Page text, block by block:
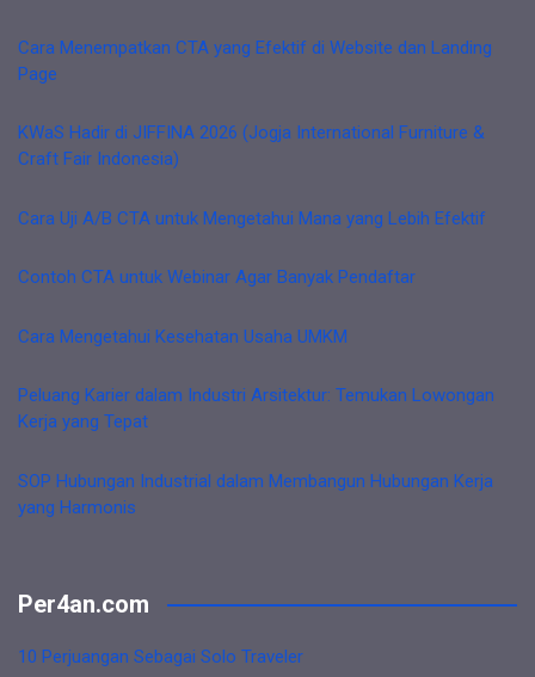
Cara Menempatkan CTA yang Efektif di Website dan Landing
Page
KWaS Hadir di JIFFINA 2026 (Jogja International Furniture &
Craft Fair Indonesia)
Cara Uji A/B CTA untuk Mengetahui Mana yang Lebih Efektif
Contoh CTA untuk Webinar Agar Banyak Pendaftar
Cara Mengetahui Kesehatan Usaha UMKM
Peluang Karier dalam Industri Arsitektur: Temukan Lowongan
Kerja yang Tepat
SOP Hubungan Industrial dalam Membangun Hubungan Kerja
yang Harmonis
Per4an.com
10 Perjuangan Sebagai Solo Traveler